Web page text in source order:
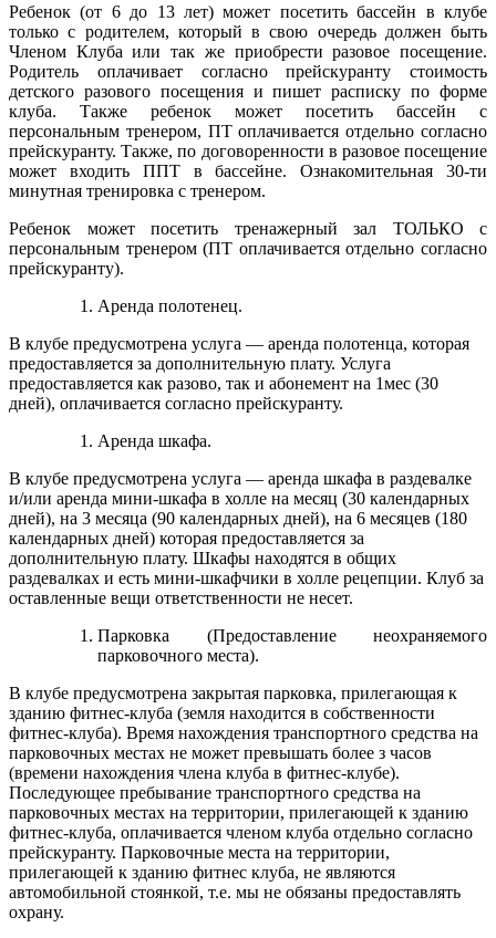
Ребенок (от 6 до 13 лет) может посетить бассейн в клубе
только с родителем, который в свою очередь должен быть
Членом Клуба или так же приобрести разовое посещение.
Родитель оплачивает согласно прейскуранту стоимость
детского разового посещения и пишет расписку по форме
клуба. Также ребенок может посетить бассейн с
персональным тренером, ПТ оплачивается отдельно согласно
прейскуранту. Также, по договоренности в разовое посещение
может входить ППТ в бассейне. Ознакомительная 30-ти
минутная тренировка с тренером.
Ребенок может посетить тренажерный зал ТОЛЬКО с
персональным тренером (ПТ оплачивается отдельно согласно
прейскуранту).
Аренда полотенец.
В клубе предусмотрена услуга — аренда полотенца, которая
предоставляется за дополнительную плату. Услуга
предоставляется как разово, так и абонемент на 1мес (30
дней), оплачивается согласно прейскуранту.
Аренда шкафа.
В клубе предусмотрена услуга — аренда шкафа в раздевалке
и/или аренда мини-шкафа в холле на месяц (30 календарных
дней), на 3 месяца (90 календарных дней), на 6 месяцев (180
календарных дней) которая предоставляется за
дополнительную плату. Шкафы находятся в общих
раздевалках и есть мини-шкафчики в холле рецепции. Клуб за
оставленные вещи ответственности не несет.
Парковка (Предоставление неохраняемого
парковочного места).
В клубе предусмотрена закрытая парковка, прилегающая к
зданию фитнес-клуба (земля находится в собственности
фитнес-клуба). Время нахождения транспортного средства на
парковочных местах не может превышать более з часов
(времени нахождения члена клуба в фитнес-клубе).
Последующее пребывание транспортного средства на
парковочных местах на территории, прилегающей к зданию
фитнес-клуба, оплачивается членом клуба отдельно согласно
прейскуранту. Парковочные места на территории,
прилегающей к зданию фитнес клуба, не являются
автомобильной стоянкой, т.е. мы не обязаны предоставлять
охрану.